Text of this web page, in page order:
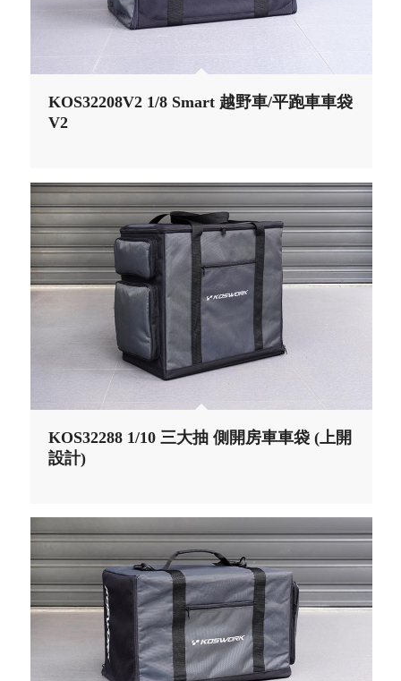
KOS32208V2 1/8 Smart 越野車/平跑車車袋
V2
KOS32288 1/10 三大抽 側開房車車袋 (上開
設計)